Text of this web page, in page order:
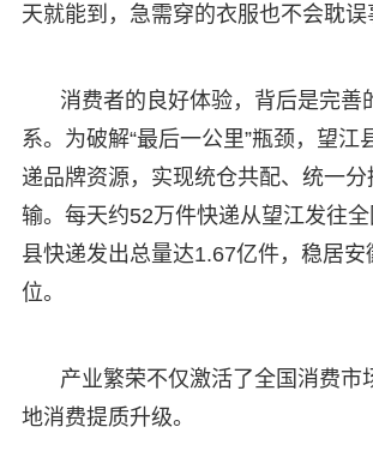
天就能到，急需穿的衣服也不会耽误
消费者的良好体验，背后是完善
系。为破解“最后一公里”瓶颈，望江
递品牌资源，实现统仓共配、统一
输。每天约52万件快递从望江发往
县快递发出总量达1.67亿件，稳居安
位。
产业繁荣不仅激活了全国消费市
地消费提质升级。